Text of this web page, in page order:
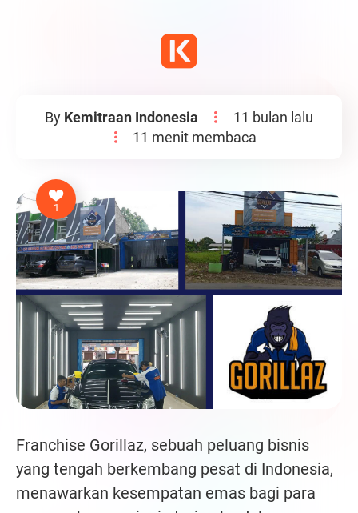
By Kemitraan Indonesia
11 bulan lalu
11 menit membaca
1
Franchise Gorillaz, sebuah peluang bisnis
yang tengah berkembang pesat di Indonesia,
menawarkan kesempatan emas bagi para